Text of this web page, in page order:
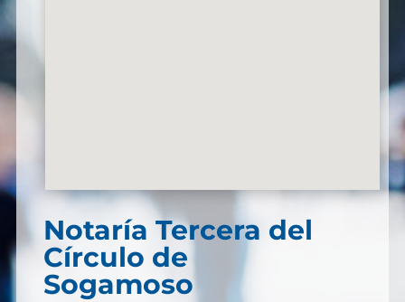
Notaría Tercera del
Círculo de
Sogamoso